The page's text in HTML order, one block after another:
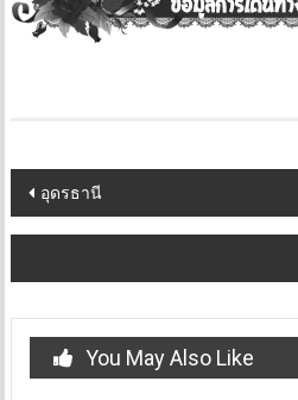
Post
navigation
อุดรธานี
You May Also Like